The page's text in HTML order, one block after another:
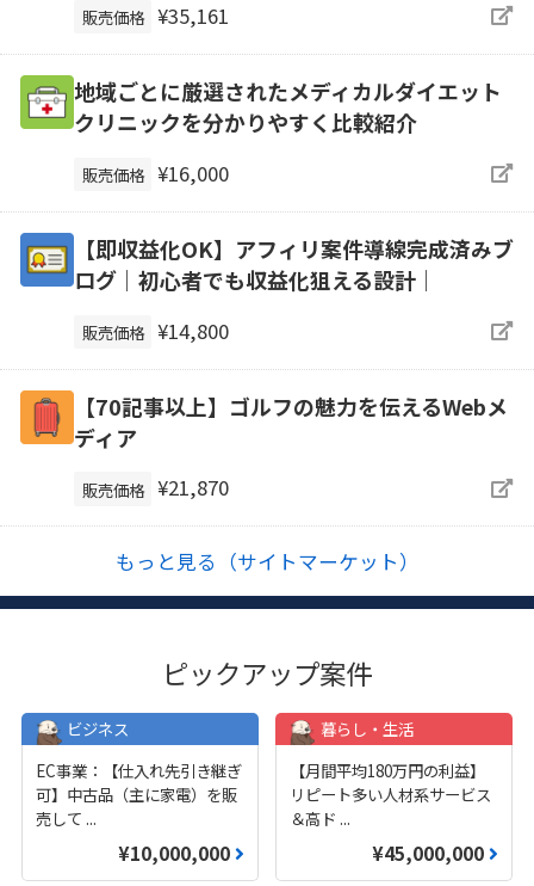
販売価格 ¥35,161
地域ごとに厳選されたメディカルダイエット
クリニックを分かりやすく比較紹介
販売価格 ¥16,000
【即収益化OK】アフィリ案件導線完成済みブ
ログ｜初心者でも収益化狙える設計｜
販売価格 ¥14,800
【70記事以上】ゴルフの魅力を伝えるWebメ
ディア
販売価格 ¥21,870
もっと見る（サイトマーケット）
ピックアップ案件
ビジネス
EC事業：【仕入れ先引き継ぎ
可】中古品（主に家電）を販
売して ...
¥10,000,000
暮らし・生活
【月間平均180万円の利益】
リピート多い人材系サービス
＆高ド ...
¥45,000,000